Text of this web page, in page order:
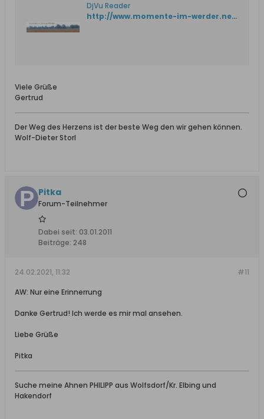
DjVu Reader
http://www.momente-im-werder.net/01_Offen/00_DjVu/DjVu.htm
Viele Grüße
Gertrud
Der Weg des Herzens ist der beste Weg den wir gehen können.
Wolf-Dieter Storl
Pitka
Forum-Teilnehmer
Dabei seit: 03.01.2011
Beiträge: 248
#11
24.02.2021, 11:32
AW: Nur eine Erinnerrung
Danke Gertrud! Ich werde es mir mal ansehen.
Liebe Grüße
Pitka
Suche meine Ahnen PHILIPP aus Wolfsdorf/Kr. Elbing und
Hakendorf